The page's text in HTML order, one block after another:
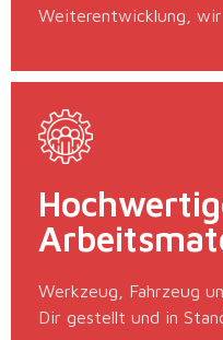
Weiterentwicklung,
Werkzeug, Fahrzeug
Dir gestellt und in